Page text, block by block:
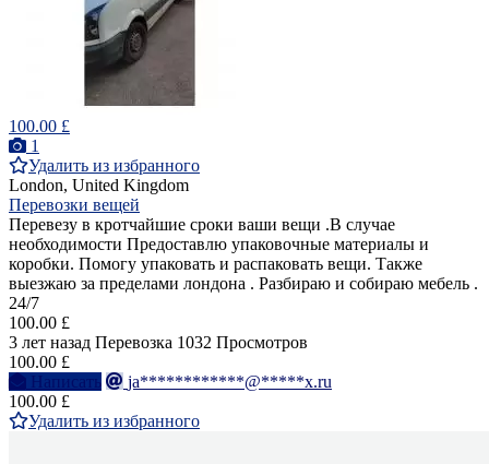
100.00 £
1
Удалить из избранного
London, United Kingdom
Перевозки вещей
Перевезу в кротчайшие сроки ваши вещи .В случае
необходимости Предоставлю упаковочные материалы и
коробки. Помогу упаковать и распаковать вещи. Также
выезжаю за пределами лондона . Разбираю и собираю мебель .
24/7
100.00 £
3 лет назад Перевозка 1032 Просмотров
100.00 £
Написать
ja************@*****x.ru
100.00 £
Удалить из избранного